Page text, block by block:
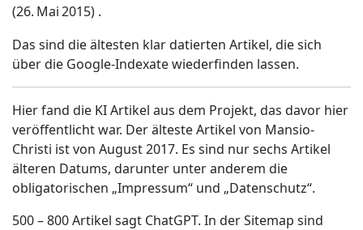
(26. Mai2015) .
Das sind die ältesten klar datierten Artikel, die sich
über die Google-Indexate wiederfinden lassen.
Hier fand die KI Artikel aus dem Projekt, das davor hier
veröffentlicht war. Der älteste Artikel von Mansio-
Christi ist von August 2017. Es sind nur sechs Artikel
älteren Datums, darunter unter anderem die
obligatorischen „Impressum“ und „Datenschutz“.
500 – 800 Artikel sagt ChatGPT. In der Sitemap sind